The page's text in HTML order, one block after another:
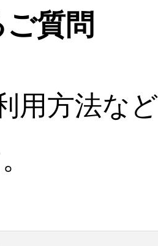
質問
用方法な